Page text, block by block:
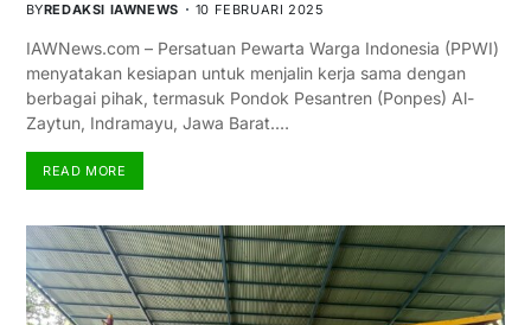
BYREDAKSI IAWNEWS 10 FEBRUARI 2025
IAWNews.com – Persatuan Pewarta Warga Indonesia (PPWI)
menyatakan kesiapan untuk menjalin kerja sama dengan
berbagai pihak, termasuk Pondok Pesantren (Ponpes) Al-
Zaytun, Indramayu, Jawa Barat.…
READ MORE